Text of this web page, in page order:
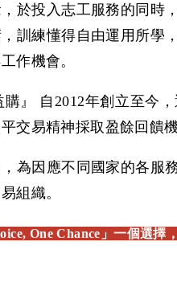
於投入志工服務的同時
訓練懂得自由運用所學
作機會。
益購』 自2012年創立至
交易精神採取盈餘回饋
為因應不同國家的各服
組織。
One Chance」一個選擇